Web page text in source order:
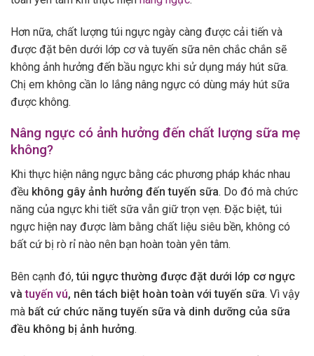
Hơn nữa, chất lượng túi ngực ngày càng được cải tiến và
được đặt bên dưới lớp cơ và tuyến sữa nên chắc chắn sẽ
không ảnh hưởng đến bầu ngực khi sử dụng máy hút sữa.
Chị em không cần lo lắng nâng ngực có dùng máy hút sữa
được không.
Nâng ngực có ảnh hưởng đến chất lượng sữa mẹ
không?
Khi thực hiện nâng ngực bằng các phương pháp khác nhau
đều không gây ảnh hưởng đến tuyến sữa. Do đó mà chức
năng của ngực khi tiết sữa vẫn giữ trọn vẹn. Đặc biệt, túi
ngực hiện nay được làm bằng chất liệu siêu bền, không có
bất cứ bị rò rỉ nào nên bạn hoàn toàn yên tâm.
Bên cạnh đó,túi ngực thường được đặt dưới lớp cơ ngực
vàtuyến vú, nên tách biệt hoàn toàn với tuyến sữa. Vì vậy
mà bất cứ chức năng tuyến sữa và dinh dưỡng của sữa
đều không bị ảnh hưởng.